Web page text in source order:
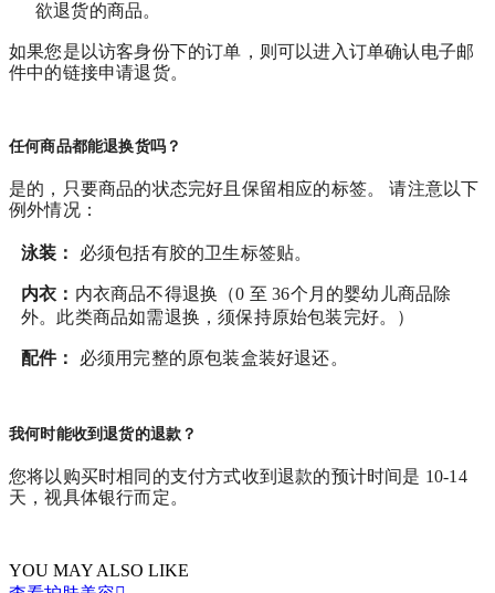
欲退货的商品。
如果您是以访客身份下的订单，则可以进入订单确认电子邮
件中的链接申请退货。
任何商品都能退换货吗？
是的，只要商品的状态完好且保留相应的标签。 请注意以下
例外情况：
泳装： 必须包括有胶的卫生标签贴。
内衣： 内衣商品不得退换（0 至 36个月的婴幼儿商品除
外。此类商品如需退换，须保持原始包装完好。）
配件： 必须用完整的原包装盒装好退还。
我何时能收到退货的退款？
您将以购买时相同的支付方式收到退款的预计时间是 10-14
天，视具体银行而定。
YOU MAY ALSO LIKE